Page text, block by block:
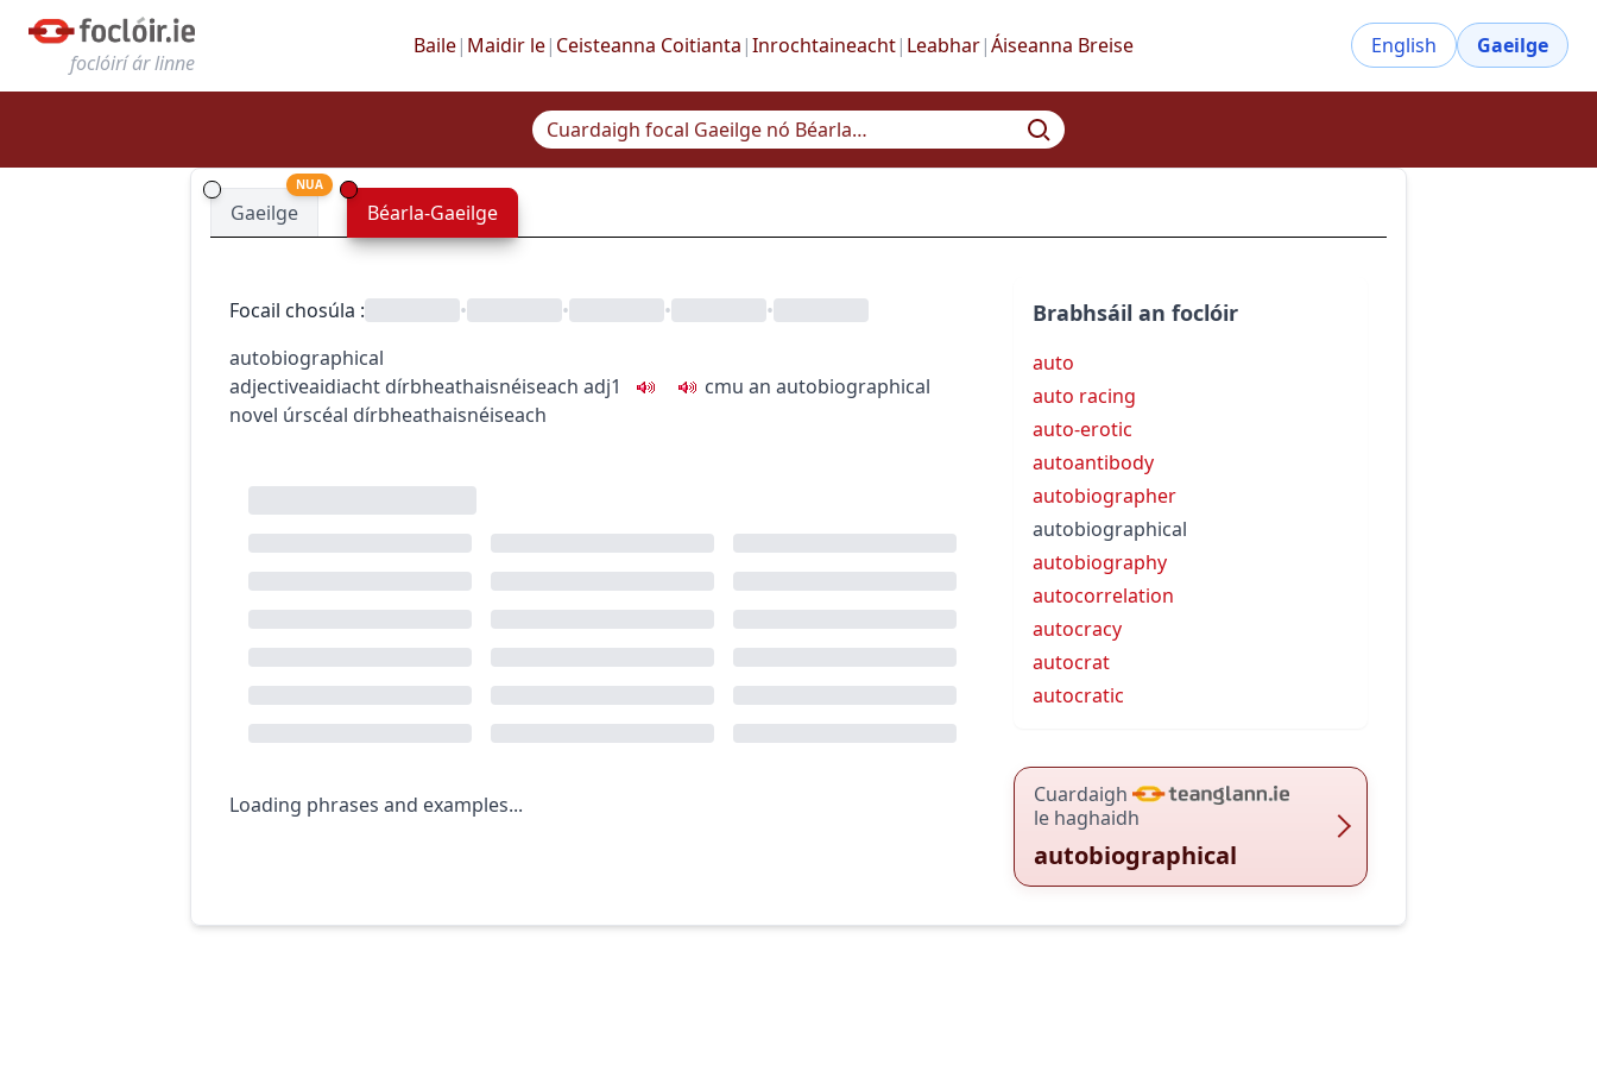
foclóirí ár linne
Baile| Maidir le| Ceisteanna Coitianta |Inrochtaineacht| Leabhar|Áiseanna Breise English Gaeilge
Gaeilge
NUA
Béarla-Gaeilge
Focail chosúla : • • •
•
autobiographical
adjectiveaidiacht dírbheathaisnéiseach adj1 cmu an autobiographical
novel úrscéal dírbheathaisnéiseach
Loading phrases and examples...
Brabhsáil an foclóir
auto
auto racing
auto-erotic
autoantibody
autobiographer
autobiographical
autobiography
autocorrelation
autocracy
autocrat
autocratic
Cuardaigh
le haghaidh
autobiographical